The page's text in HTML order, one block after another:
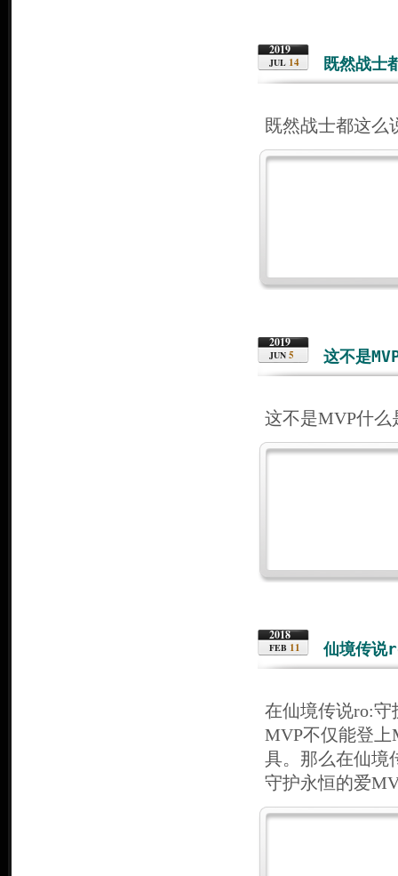
2019
JUL 14 既然战士
既然战士都这么
2019
JUN 5 这不是
这不是MVP什么
2018
FEB 11 仙境传说
在仙境传说ro:
MVP不仅能登
具。那么在仙境
守护永恒的爱